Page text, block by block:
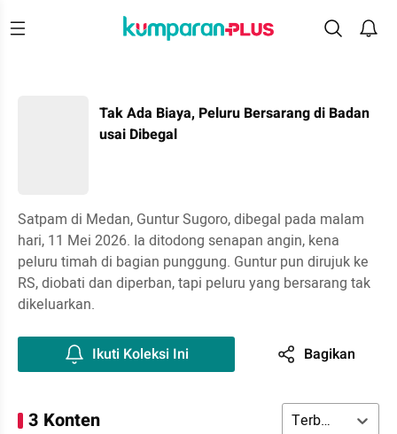
Tak Ada Biaya, Peluru Bersarang di Badan
usai Dibegal
Satpam di Medan, Guntur Sugoro, dibegal pada malam
hari, 11 Mei 2026. Ia ditodong senapan angin, kena
peluru timah di bagian punggung. Guntur pun dirujuk ke
RS, diobati dan diperban, tapi peluru yang bersarang tak
dikeluarkan.
Ikuti Koleksi Ini Bagikan
3 Konten Terbaru